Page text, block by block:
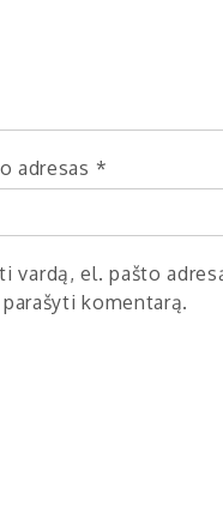
adresas *
vardą, el. pašto
komentarą.